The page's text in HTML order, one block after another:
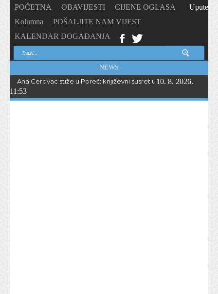
POČETNA OBAVIJESTI
CIJENE OGLASA
Kolumna
POŠALJITE NAM VIJEST
KALENDAR DOGAĐANJA
Upute
NEWS
Ana Cerovac stiže u Poreč: književni susret uz povijest, legende
10. 8. 2026.
11:53